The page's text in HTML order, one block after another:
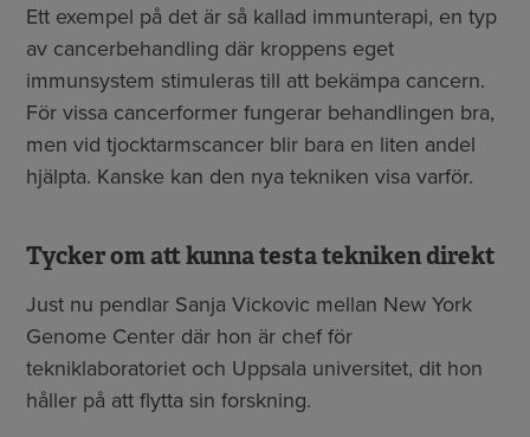
Ett exempel på det är så kallad immunterapi, en typ
av cancerbehandling där kroppens eget
immunsystem stimuleras till att bekämpa cancern.
För vissa cancerformer fungerar behandlingen bra,
men vid tjocktarmscancer blir bara en liten andel
hjälpta. Kanske kan den nya tekniken visa varför.
Tycker om att kunna testa tekniken direkt
Just nu pendlar Sanja Vickovic mellan New York
Genome Center där hon är chef för
tekniklaboratoriet och Uppsala universitet, dit hon
håller på att flytta sin forskning.